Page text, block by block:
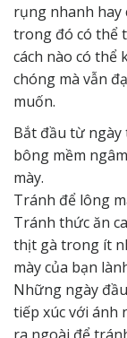
rụng nhanh hay
trong đó có thể
cách nào có thể
chóng mà vẫn
muốn.
Bắt đầu từ ngày
bông mềm
mày.
Tránh để lông
Tránh thức ăn
thịt gà trong ít
mày của bạn
Những ngày
tiếp xúc với ánh